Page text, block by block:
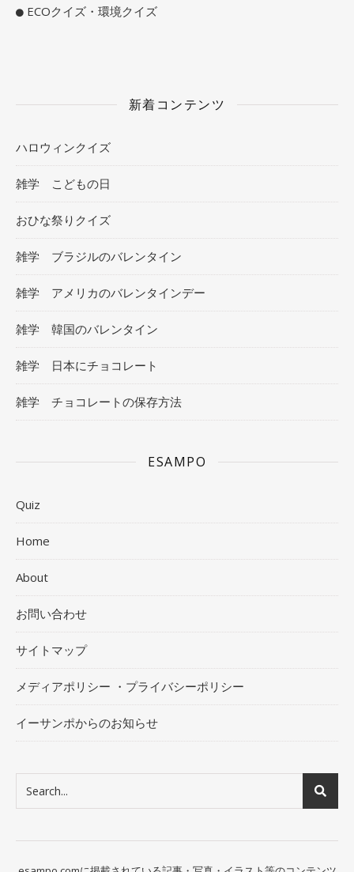
ECOクイズ・環境クイズ
新着コンテンツ
ハロウィンクイズ
雑学 こどもの日
おひな祭りクイズ
雑学 ブラジルのバレンタイン
雑学 アメリカのバレンタインデー
雑学 韓国のバレンタイン
雑学 日本にチョコレート
雑学 チョコレートの保存方法
ESAMPO
Quiz
Home
About
お問い合わせ
サイトマップ
メディアポリシー ・プライバシーポリシー
イーサンポからのお知らせ